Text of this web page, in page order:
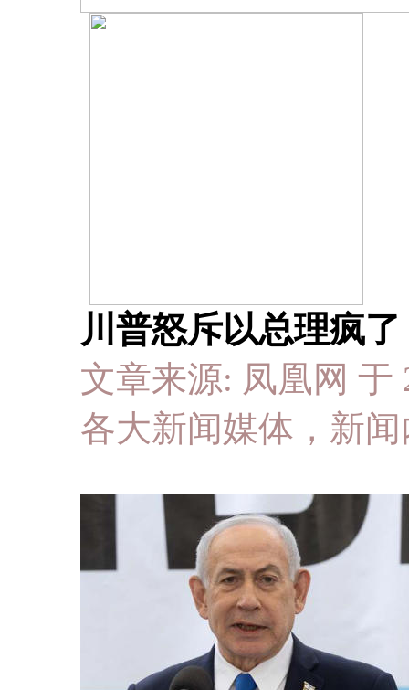
川普怒斥以总理疯
文章来源: 凤凰网 于
各大新闻媒体，新